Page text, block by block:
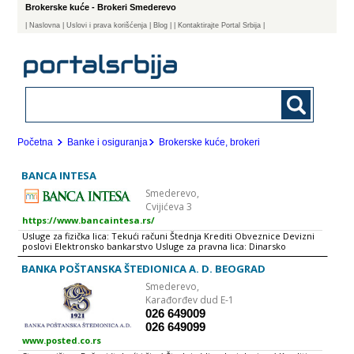
Brokerske kuće - Brokeri Smederevo
Naslovna | Uslovi i prava korišćenja Blog | Kontaktirajte Portal Srbija |
Početna Banke i osiguranja Brokerske kuće, brokeri
BANCA INTESA
Smederevo,
Cvijićeva 3
https://www.bancaintesa.rs/
Usluge za fizička lica: Tekući računi Štednja Krediti Obveznice Devizni
poslovi Elektronsko bankarstvo Usluge za pravna lica: Dinarsko
poslovanje Devizno poslovanje Dugoročni krediti Depozitni poslovi sa
privredom Eskont menica prvoklasnih klijenata Elektronsko
bankarstvo - HALCOM e-bank, Pexim Banca Intesa Beograd sprovodi
politiku bankarske grupacije kojoj pripada, po kojoj svaka članica
posluje kao banka zemlje u kojoj se nalazi, pri čemu se pored
posvećenosti uspešnom poslovanju podjednaka pažnja posvećuje brizi
za društvenu zajednicu i aktivno se radi na kreiranju i realizaciji tzv.
Projekta društvene odgovornosti. Banca Intesa Beograd je vodeća
banka na domaćem tržištu i pouzdan partner za 900.000 klijenata,
fizičkih i pravnih lica. Članica je novooformljene grupacije Intesa
BANKA POŠTANSKA ŠTEDIONICA A. D. BEOGRAD
Smederevo,
Karađorđev dud E-1
026 649009
026 649099
www.posted.co.rs